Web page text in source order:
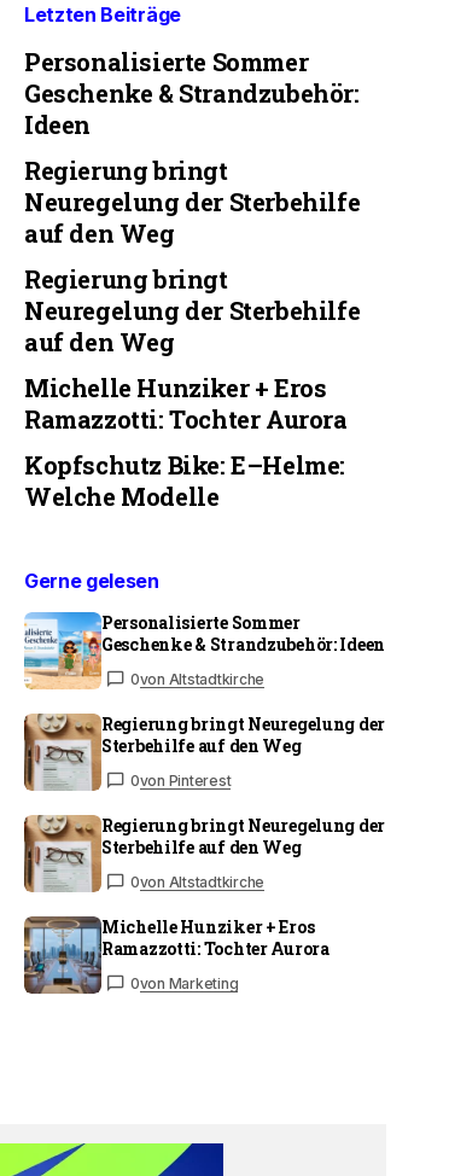
Letzten Beiträge
Personalisierte Sommer
Geschenke & Strandzubehör:
Ideen
Regierung bringt
Neuregelung der Sterbehilfe
auf den Weg
Regierung bringt
Neuregelung der Sterbehilfe
auf den Weg
Michelle Hunziker + Eros
Ramazzotti: Tochter Aurora
Kopfschutz Bike: E–Helme:
Welche Modelle
Gerne gelesen
Personalisierte Sommer
Geschenke & Strandzubehör: Ideen
0von Altstadtkirche
Regierung bringt Neuregelung der
Sterbehilfe auf den Weg
0von Pinterest
Regierung bringt Neuregelung der
Sterbehilfe auf den Weg
0von Altstadtkirche
Michelle Hunziker + Eros
Ramazzotti: Tochter Aurora
0von Marketing